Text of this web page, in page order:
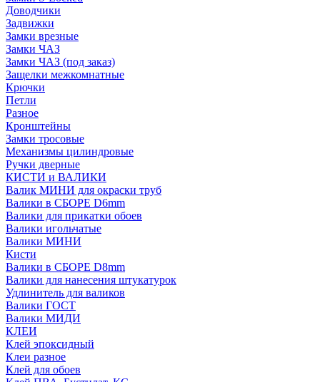
Доводчики
Задвижки
Замки врезные
Замки ЧАЗ
Замки ЧАЗ (под заказ)
Защелки межкомнатные
Крючки
Петли
Разное
Кронштейны
Замки тросовые
Механизмы цилиндровые
Ручки дверные
КИСТИ и ВАЛИКИ
Валик МИНИ для окраски труб
Валики в СБОРЕ D6mm
Валики для прикатки обоев
Валики игольчатые
Валики МИНИ
Кисти
Валики в СБОРЕ D8mm
Валики для нанесения штукатурок
Удлинитель для валиков
Валики ГОСТ
Валики МИДИ
КЛЕИ
Клей эпоксидный
Клеи разное
Клей для обоев